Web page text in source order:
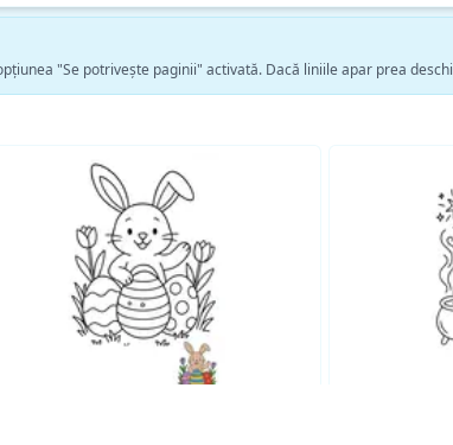
"Se potrivește paginii" activată. Dacă liniile apar prea